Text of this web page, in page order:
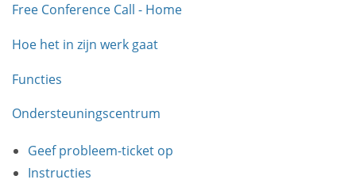
Free Conference Call - Home
Hoe het in zijn werk gaat
Functies
Ondersteuningscentrum
Geef probleem-ticket op
Instructies